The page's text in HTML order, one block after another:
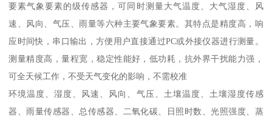
要素气象要素的级传感器，可同时测量大气温度、大气湿度、风
速、风向、气压、雨量等六种主要气象要素。其特点是精度高，响
应时间快，串口输出，方便用户直接通过PC或外接仪器进行测量。
测量精度高，量程宽，稳定性能好，低功耗，抗外界干扰能力强，
可全天候工作，不受天气变化的影响，不需校准
环境温度、湿度、风速、风向、气压、土壤温度、土壤湿度传感
器、雨量传感器、总传感器、二氧化碳、日照时数、光照强度、蒸